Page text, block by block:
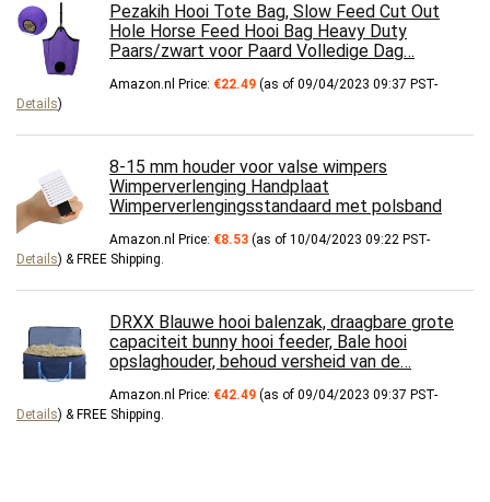
Pezakih Hooi Tote Bag, Slow Feed Cut Out
Hole Horse Feed Hooi Bag Heavy Duty
Paars/zwart voor Paard Volledige Dag…
Amazon.nl Price: €22.49 (as of 09/04/2023 09:37 PST-
Details)
8-15 mm houder voor valse wimpers
Wimperverlenging Handplaat
Wimperverlengingsstandaard met polsband
Amazon.nl Price: €8.53 (as of 10/04/2023 09:22 PST-
Details) & FREE Shipping.
DRXX Blauwe hooi balenzak, draagbare grote
capaciteit bunny hooi feeder, Bale hooi
opslaghouder, behoud versheid van de…
Amazon.nl Price: €42.49 (as of 09/04/2023 09:37 PST-
Details) & FREE Shipping.